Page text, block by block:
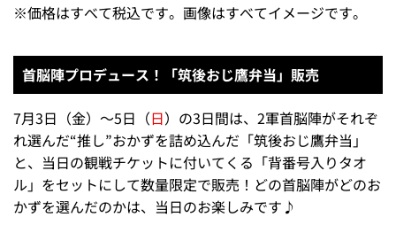
※価格はすべて税込です。画像はすべてイメージです。
首脳陣プロデュース！「筑後おじ鷹弁当」販売
7月3日（金）～5日（日）の3日間は、2軍首脳陣がそれぞ
れ選んだ“推し”おかずを詰め込んだ「筑後おじ鷹弁当」
と、当日の観戦チケットに付いてくる「背番号入りタオ
ル」をセットにして数量限定で販売！どの首脳陣がどのお
かずを選んだのかは、当日のお楽しみです♪